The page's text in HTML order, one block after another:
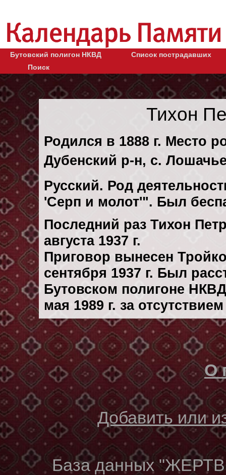
Бутовский полигон НКВД
Список пострадавших
Поиск
Тихон
Родился в 1888 г. Место
Дубенский р-н, с.
Русский. Род
'Серп и молот'". Был
Последний раз Тихон
августа 1937 г.
Приговор вынесен
сентября 1937 г. Был
Бутовском полигоне
мая 1989 г. за
О
Добавить или
База данных